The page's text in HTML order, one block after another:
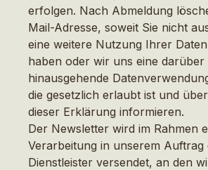
erfolgen. Nach Abmeldung
Mail-Adresse, soweit Sie nicht
eine weitere Nutzung Ihrer
haben oder wir uns eine darüber
hinausgehende
die gesetzlich erlaubt ist und
dieser Erklärung informieren.
Der Newsletter wird im Rahmen
Verarbeitung in unserem Auftrag
Dienstleister versendet, an den